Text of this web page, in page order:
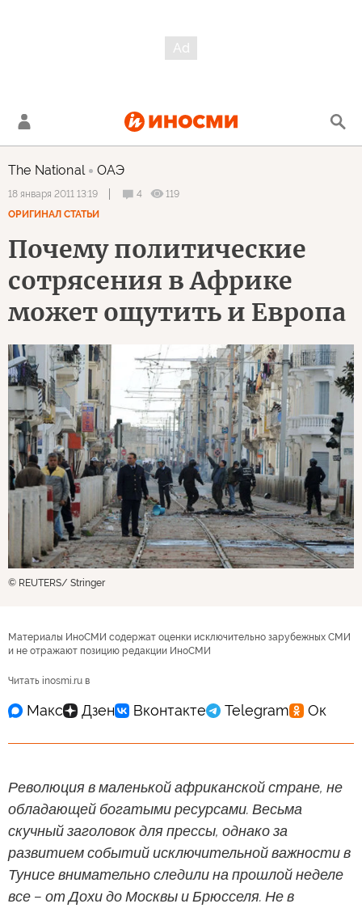
The National ОАЭ
18 января 2011 13:19 4
119
ОРИГИНАЛ СТАТЬИ
Почему политические
сотрясения в Африке
может ощутить и Европа
© REUTERS/ Stringer
Материалы ИноСМИ содержат оценки исключительно зарубежных СМИ
и не отражают позицию редакции ИноСМИ
Читать inosmi.ru в
Революция в маленькой африканской стране, не
обладающей богатыми ресурсами. Весьма
скучный заголовок для прессы, однако за
развитием событий исключительной важности в
Тунисе внимательно следили на прошлой неделе
все – от Дохи до Москвы и Брюсселя. Не в